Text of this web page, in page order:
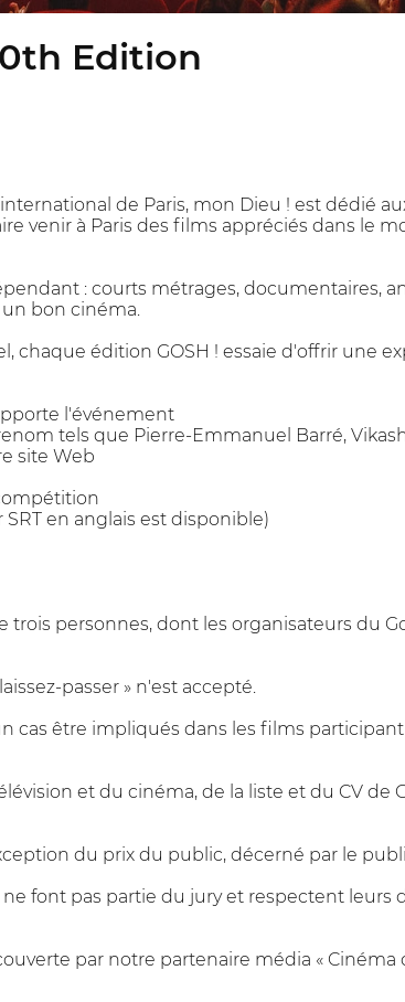
Edition
de Paris, mon Dieu ! est dédié
venir à Paris des films appréciés dans le
: courts métrages, documentaires,
bon cinéma.
chaque édition GOSH ! essaie d'offrir une
l'événement
tels que Pierre-Emmanuel Barré,
site Web
en anglais est disponible)
personnes, dont les organisateurs du
passer » n'est accepté.
cas être impliqués dans les films
et du cinéma, de la liste et du CV de
du prix du public, décerné par le
font pas partie du jury et respectent leurs
par notre partenaire média « Cinéma